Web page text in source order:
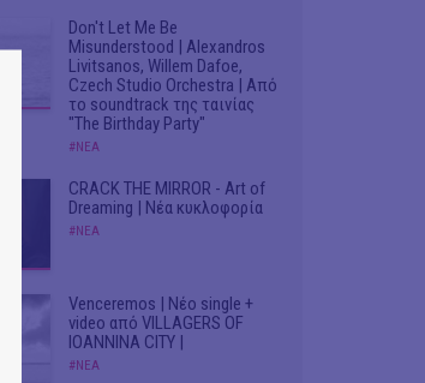
Don't Let Me Be
Misunderstood | Alexandros
Livitsanos, Willem Dafoe,
Czech Studio Orchestra | Από
το soundtrack της ταινίας
"The Birthday Party"
#ΝΕΑ
CRACK THE MIRROR - Art of
Dreaming | Νέα κυκλοφορία
#ΝΕΑ
Venceremos | Νέο single +
video από VILLAGERS OF
IOANNINA CITY |
#ΝΕΑ